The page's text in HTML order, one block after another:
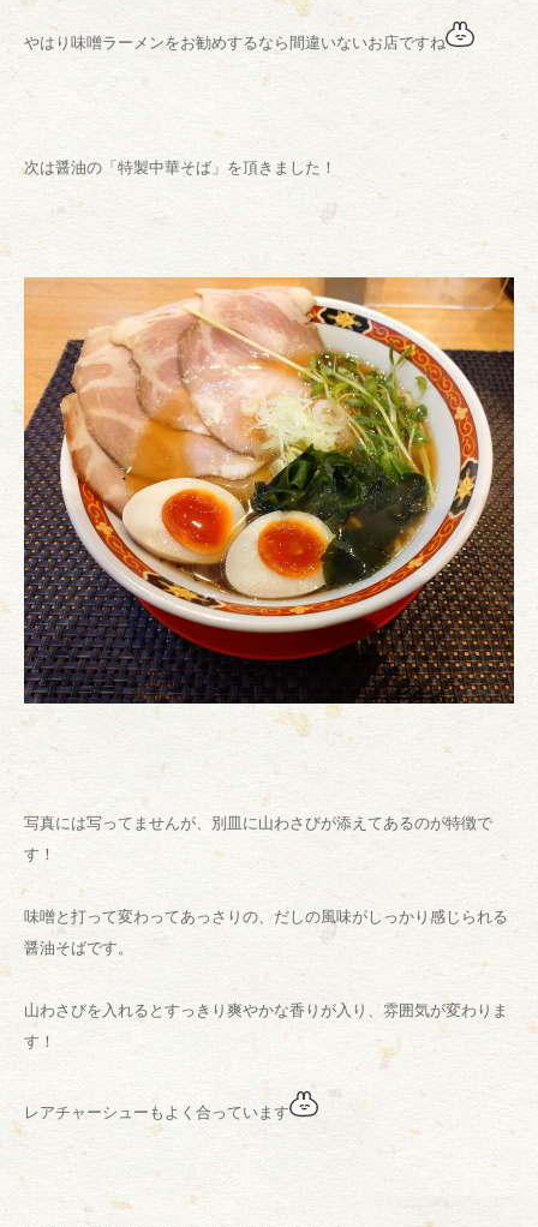
やはり味噌ラーメンをお勧めするなら間違いないお店ですね
次は醤油の「特製中華そば」を頂きました！
写真には写ってませんが、別皿に山わさびが添えてあるのが特徴で
す！
味噌と打って変わってあっさりの、だしの風味がしっかり感じられる
醤油そばです。
山わさびを入れるとすっきり爽やかな香りが入り、雰囲気が変わりま
す！
レアチャーシューもよく合っています